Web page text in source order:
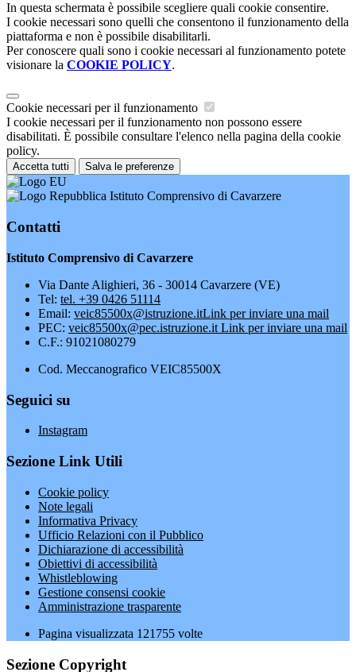
In questa schermata è possibile scegliere quali cookie consentire.
I cookie necessari sono quelli che consentono il funzionamento della
piattaforma e non è possibile disabilitarli.
Per conoscere quali sono i cookie necessari al funzionamento potete
visionare la COOKIE POLICY.
Cookie necessari per il funzionamento
I cookie necessari per il funzionamento non possono essere
disabilitati. È possibile consultare l'elenco nella pagina della cookie
policy.
Accetta tutti Salva le preferenze
Istituto Comprensivo di Cavarzere
Contatti
Istituto Comprensivo di Cavarzere
Via Dante Alighieri, 36 - 30014 Cavarzere (VE)
Tel: tel. +39 0426 51114
Email: veic85500x@istruzione.itLink per inviare una mail
PEC: veic85500x@pec.istruzione.it Link per inviare una mail
C.F.: 91021080279
Cod. Meccanografico VEIC85500X
Seguici su
Instagram
Sezione Link Utili
Cookie policy
Note legali
Informativa Privacy
Ufficio Relazioni con il Pubblico
Dichiarazione di accessibilità
Obiettivi di accessibilità
Whistleblowing
Gestione consensi cookie
Amministrazione trasparente
Pagina visualizzata 121755 volte
Sezione Copyright